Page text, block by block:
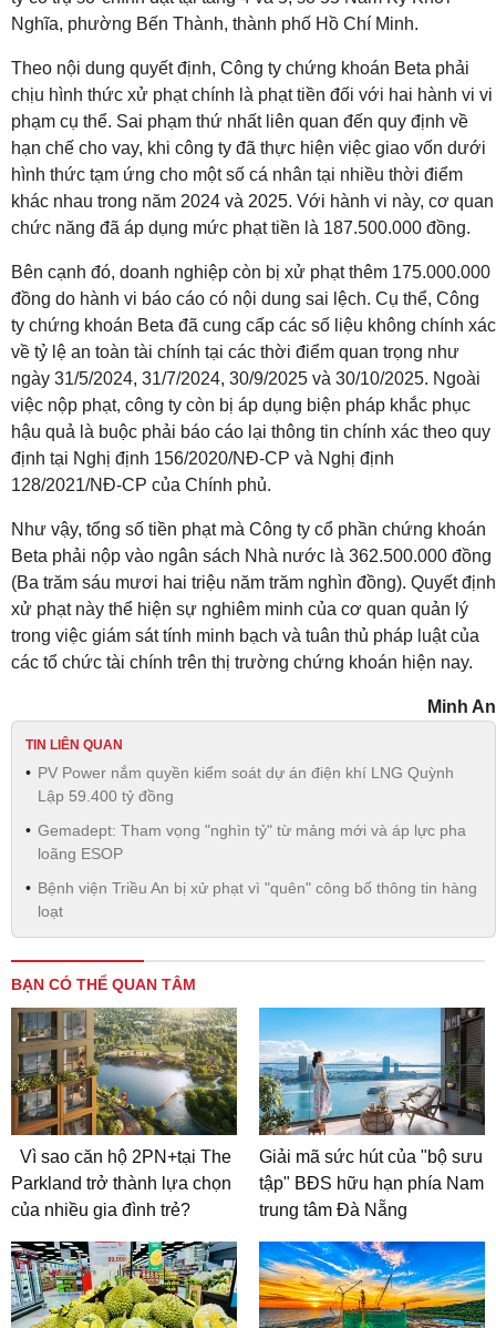
Nghĩa, phường Bến Thành, thành phố Hồ Chí Minh.
Theo nội dung quyết định, Công ty chứng khoán Beta phải
chịu hình thức xử phạt chính là phạt tiền đối với hai hành vi vi
phạm cụ thể. Sai phạm thứ nhất liên quan đến quy định về
hạn chế cho vay, khi công ty đã thực hiện việc giao vốn dưới
hình thức tạm ứng cho một số cá nhân tại nhiều thời điểm
khác nhau trong năm 2024 và 2025. Với hành vi này, cơ quan
chức năng đã áp dụng mức phạt tiền là 187.500.000 đồng.
Bên cạnh đó, doanh nghiệp còn bị xử phạt thêm 175.000.000
đồng do hành vi báo cáo có nội dung sai lệch. Cụ thể, Công
ty chứng khoán Beta đã cung cấp các số liệu không chính xác
về tỷ lệ an toàn tài chính tại các thời điểm quan trọng như
ngày 31/5/2024, 31/7/2024, 30/9/2025 và 30/10/2025. Ngoài
việc nộp phạt, công ty còn bị áp dụng biện pháp khắc phục
hậu quả là buộc phải báo cáo lại thông tin chính xác theo quy
định tại Nghị định 156/2020/NĐ-CP và Nghị định
128/2021/NĐ-CP của Chính phủ.
Như vậy, tổng số tiền phạt mà Công ty cổ phần chứng khoán
Beta phải nộp vào ngân sách Nhà nước là 362.500.000 đồng
(Ba trăm sáu mươi hai triệu năm trăm nghìn đồng). Quyết định
xử phạt này thể hiện sự nghiêm minh của cơ quan quản lý
trong việc giám sát tính minh bạch và tuân thủ pháp luật của
các tổ chức tài chính trên thị trường chứng khoán hiện nay.
Minh An
TIN LIÊN QUAN
PV Power nắm quyền kiểm soát dự án điện khí LNG Quỳnh
Lập 59.400 tỷ đồng
Gemadept: Tham vọng "nghìn tỷ" từ mảng mới và áp lực pha
loãng ESOP
Bệnh viện Triều An bị xử phạt vì "quên" công bố thông tin hàng
loạt
BẠN CÓ THỂ QUAN TÂM
Vì sao căn hộ 2PN+tại The
Parkland trở thành lựa chọn
của nhiều gia đình trẻ?
Giải mã sức hút của "bộ sưu
tập" BĐS hữu hạn phía Nam
trung tâm Đà Nẵng